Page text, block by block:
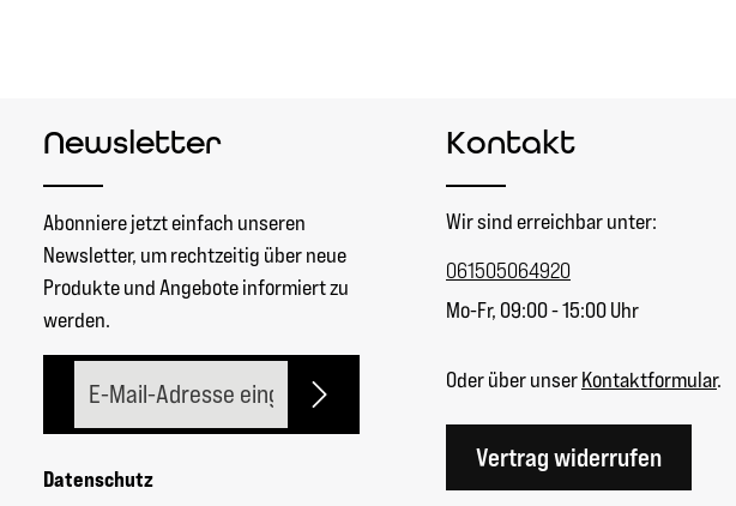
Newsletter
Abonniere jetzt einfach unseren
Newsletter, um rechtzeitig über neue
Produkte und Angebote informiert zu
werden.
Datenschutz
Kontakt
Wir sind erreichbar unter:
061505064920
Mo-Fr, 09:00 - 15:00 Uhr
Oder über unserKontaktformular.
Vertrag widerrufen